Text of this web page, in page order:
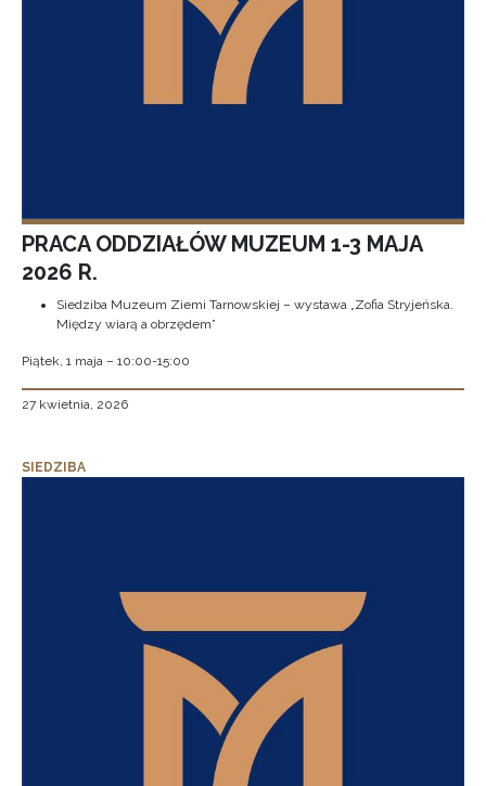
PRACA ODDZIAŁÓW MUZEUM 1-3 MAJA
2026 R.
Siedziba Muzeum Ziemi Tarnowskiej – wystawa „Zofia Stryjeńska.
Między wiarą a obrzędem”
Piątek, 1 maja – 10:00-15:00
27 kwietnia, 2026
SIEDZIBA